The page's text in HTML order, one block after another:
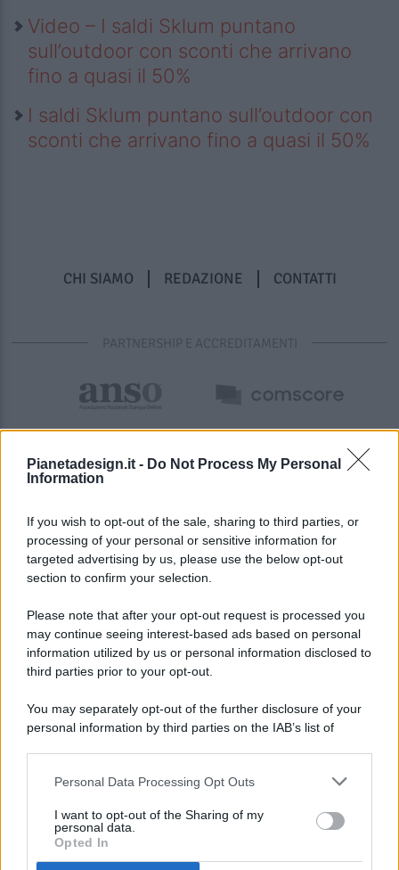
Pianetadesign.it - Do Not Process My Personal
Information
If you wish to opt-out of the sale, sharing to third parties, or
processing of your personal or sensitive information for
targeted advertising by us, please use the below opt-out
section to confirm your selection.
Please note that after your opt-out request is processed you
may continue seeing interest-based ads based on personal
information utilized by us or personal information disclosed to
third parties prior to your opt-out.
You may separately opt-out of the further disclosure of your
personal information by third parties on the IAB’s list of
This information may also be disclosed by us to third parties
disclose it to other third parties.
Personal Data Processing Opt Outs
I want to opt-out of the Sharing of my
personal data.
Opted In
Video – I saldi Sklum puntano
sull’outdoor con sconti che arrivano
fino a quasi il 50%
I saldi Sklum puntano sull’outdoor con
sconti che arrivano fino a quasi il 50%
CHI SIAMO REDAZIONE CONTATTI
PARTNERSHIP E ACCREDITAMENTI
© 2026 - Pianeta Design - P.IVA 04827280654 - Testata
Registrata Al Tribunale Di Nocera Inferiore N. 8/2020 - RG N.
ISCRIZIONE AL ROC N. 35792 – ISCRITTA ALL’ANSO
(ASSOCIAZIONE NAZIONALE STAMPA ONLINE)
PREFERENZE PRIVACY